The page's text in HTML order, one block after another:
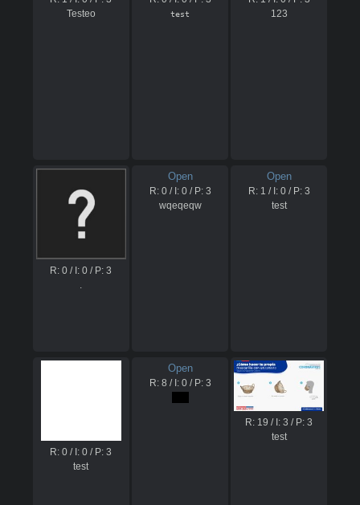
Testeo
test
123
R:0 / I:0 / P:3
.
Open
R: 0/ I: 0/ P: 3
wqeqeqw
Open
R: 1 / I: 0/ P: 3
test
R:0 / I:0 / P:3
test
Open
R: 8 / I: 0/ P: 3
R: 19 / I:3 / P:3
test